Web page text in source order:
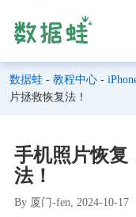
数据蛙 - 教程中心 -
片拯救恢复法！
手机照片恢复
法！
By 厦门-fen, 2024-10-17